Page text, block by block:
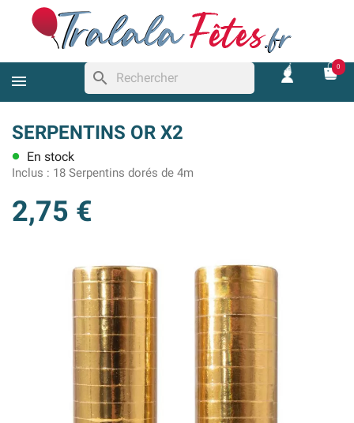
search
0
SERPENTINS OR X2
lens En stock
Inclus : 18 Serpentins dorés de 4m
2,75 €